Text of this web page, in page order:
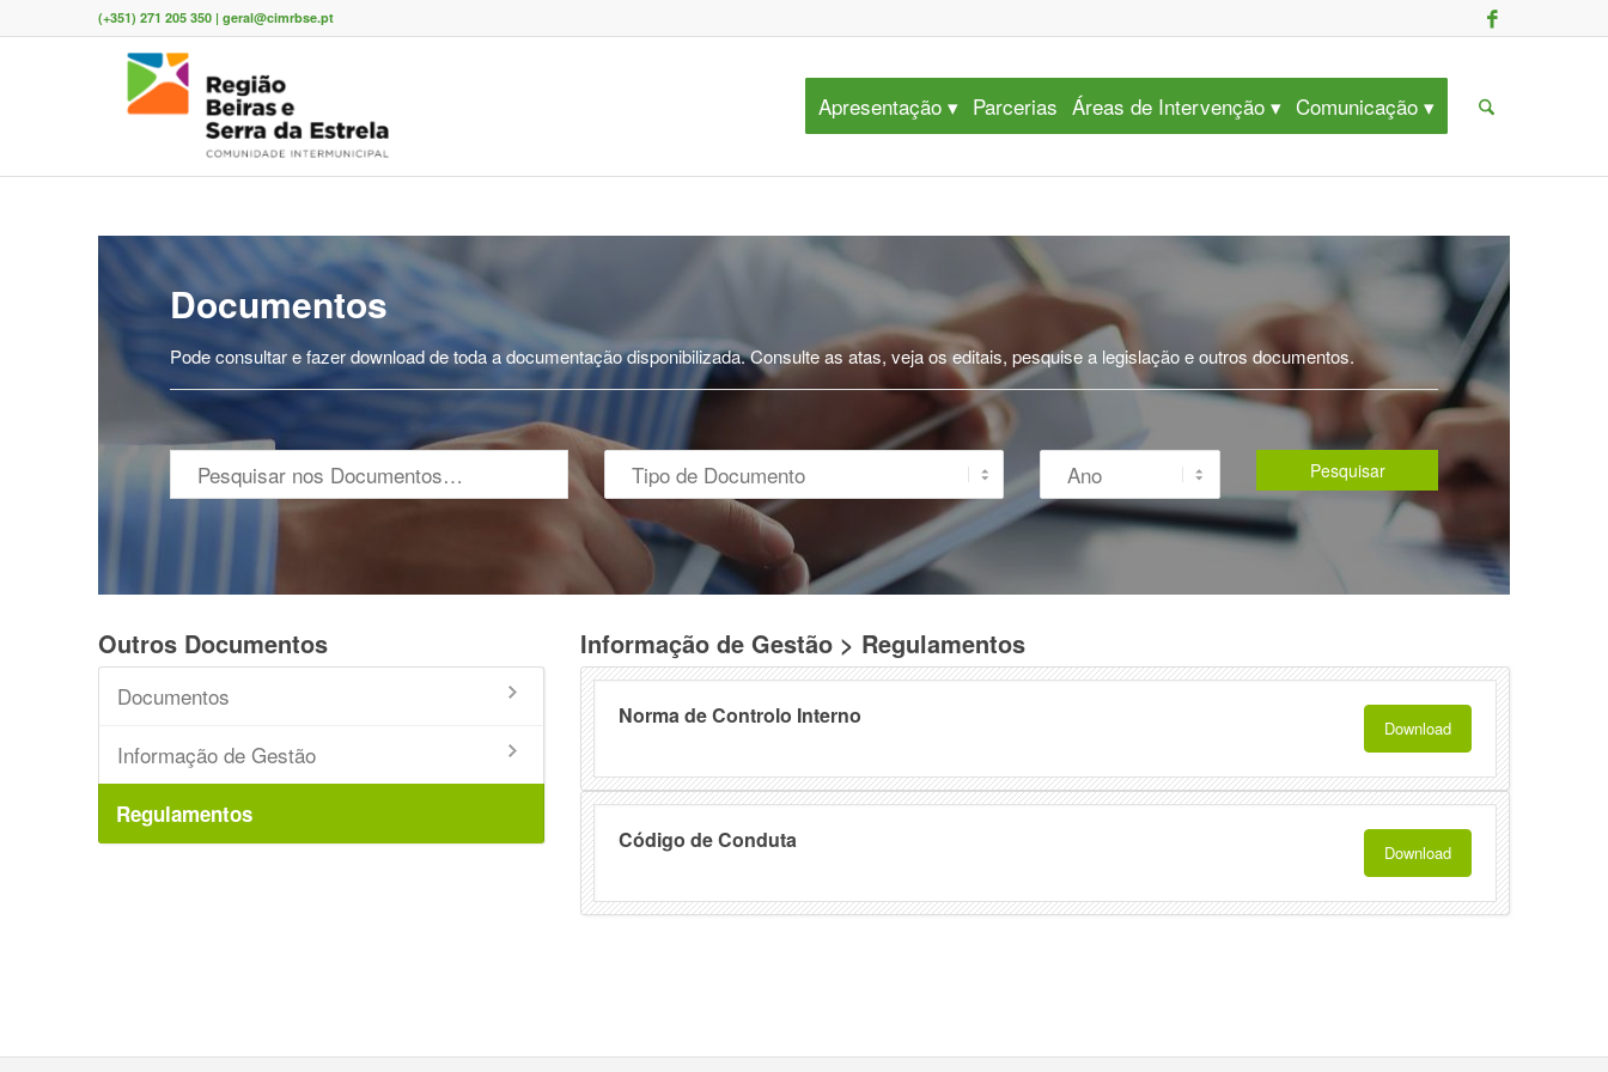
(+351) 271 205 350 | geral@cimrbse.pt
Apresentação Parcerias Áreas de Intervenção Comunicação
Documentos
Pode consultar e fazer download de toda a documentação disponibilizada. Consulte as atas, veja os editais, pesquise a legislação e outros documentos.
Outros Documentos
Documentos
Informação de Gestão
Regulamentos
Informação de Gestão > Regulamentos
Norma de Controlo Interno Download
Código de Conduta Download